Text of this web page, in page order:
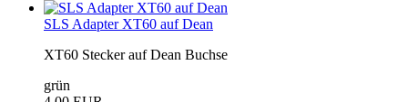
SLS Adapter XT60 auf Dean
XT60 Stecker auf Dean Buchse
grün